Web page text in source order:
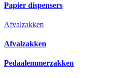
Papier dispensers
Afvalzakken
Afvalzakken
Pedaalemmerzakken